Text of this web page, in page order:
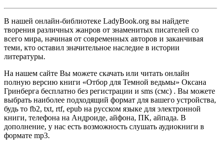
В нашей онлайн-библиотеке LadyBook.org вы найдете
творения различных жанров от знаменитых писателей со
всего мира, начиная от современных авторов и заканчивая
теми, кто оставил значительное наследие в истории
литературы.
На нашем сайте Вы можете скачать или читать онлайн
полную версию книги «Отбор для Темной ведьмы» Оксана
Гринберга бесплатно без регистрации и sms (смс) . Вы можете
выбрать наиболее подходящий формат для вашего устройства,
будь то fb2, txt, rtf, epub на русском языке для электронной
книги, телефона на Андроиде, айфона, ПК, айпада. В
дополнение, у нас есть возможность слушать аудиокниги в
формате mp3.